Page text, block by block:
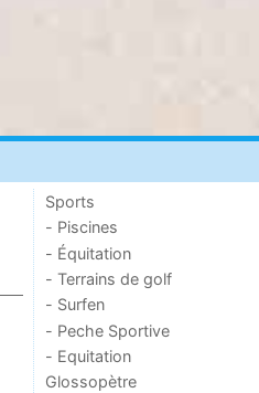
Sports
- Piscines
- Équitation
- Terrains de golf
- Surfen
- Peche Sportive
- Equitation
Glossopètre